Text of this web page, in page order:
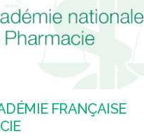
FRANÇAISE